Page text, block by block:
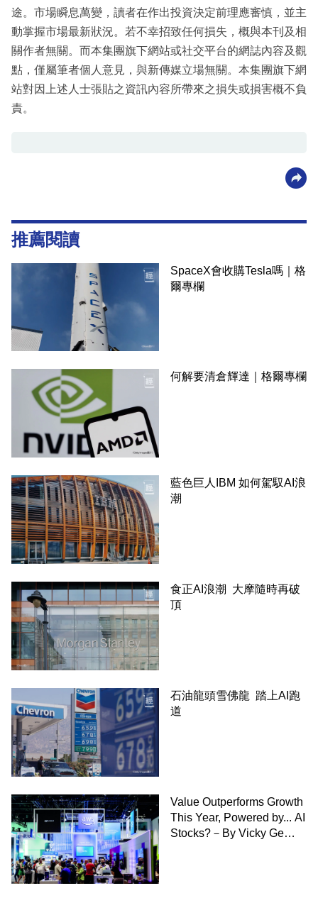
途。市場瞬息萬變，讀者在作出投資決定前理應審慎，並主
動掌握市場最新狀況。若不幸招致任何損失，概與本刊及相
關作者無關。而本集團旗下網站或社交平台的網誌內容及觀
點，僅屬筆者個人意見，與新傳媒立場無關。本集團旗下網
站對因上述人士張貼之資訊內容所帶來之損失或損害概不負
責。
推薦閱讀
SpaceX會收購Tesla嗎｜格
爾專欄
何解要清倉輝達｜格爾專欄
藍色巨人IBM 如何駕馭AI浪
潮
食正AI浪潮 大摩隨時再破
頂
石油龍頭雪佛龍 踏上AI跑
道
Value Outperforms Growth
This Year, Powered by... AI
Stocks?－By Vicky Ge